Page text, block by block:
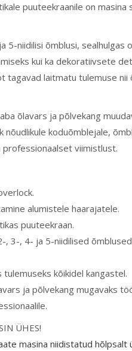
puuteekraanile on
5-niidilisi õmblusi,
kui ka dekoratiivsete
tagavad laitmatu tulemuse
õlavars ja põlvekang
nõudlikule koduõmblejale,
viimistlust.
alumistele haarajatele.
puuteekraan.
, 3-, 4- ja 5-niidilised
kõikidel kangastel.
ja põlvekang mugavaks
ÜHES!
masina niidistatud hõlpsalt